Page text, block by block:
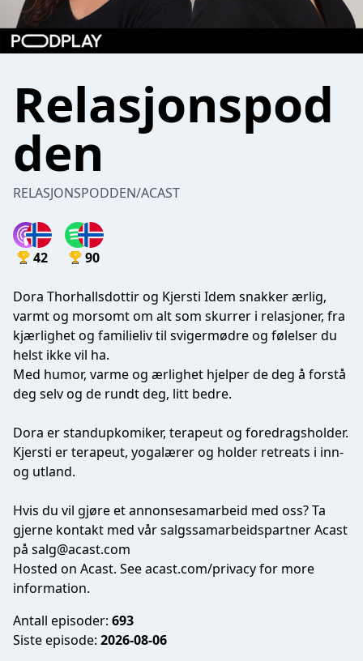
Relasjonspod
den
RELASJONSPODDEN/ACAST
42 90
Dora Thorhallsdottir og Kjersti Idem snakker ærlig,
varmt og morsomt om alt som skurrer i relasjoner, fra
kjærlighet og familieliv til svigermødre og følelser du
helst ikke vil ha.
Med humor, varme og ærlighet hjelper de deg å forstå
deg selv og de rundt deg, litt bedre.
Dora er standupkomiker, terapeut og foredragsholder.
Kjersti er terapeut, yogalærer og holder retreats i inn-
og utland.
Hvis du vil gjøre et annonsesamarbeid med oss? Ta
gjerne kontakt med vår salgssamarbeidspartner Acast
på salg@acast.com
Hosted on Acast. Seeacast.com/privacyfor more
information.
Antall episoder: 693
Siste episode: 2026-08-06